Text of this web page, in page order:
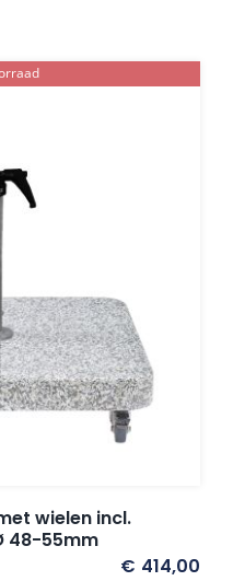
wielen incl.
48-55mm
€ 414,00